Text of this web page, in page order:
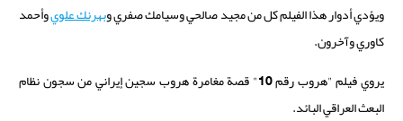
ويؤدي أدوار هذا الفيلم كل من مجيد صالحي وسيامك صفري وبهرنك علويوأحمد
كاوري وآخرون.
يروي فيلم "هروب رقم 10" قصة مغامرة هروب سجين إيراني من سجون نظام
البعث العراقي البائد.